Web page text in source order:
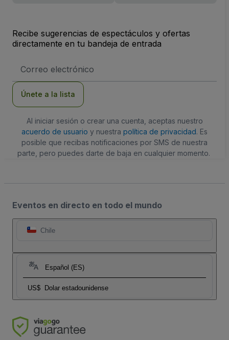
Recibe sugerencias de espectáculos y ofertas
directamente en tu bandeja de entrada
de
Únete a la lista
Al iniciar sesión o crear una cuenta, aceptas nuestro
acuerdo de usuario y nuestra política de privacidad. Es
posible que recibas notificaciones por SMS de nuestra
parte, pero puedes darte de baja en cualquier momento.
Eventos en directo en todo el mundo
Chile
Español (ES)
US$ Dolar estadounidense